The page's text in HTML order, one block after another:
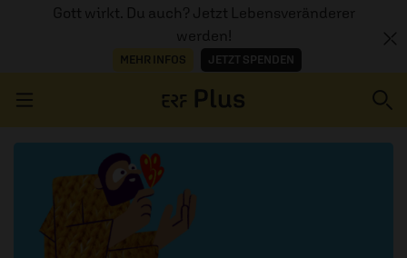
Gott wirkt. Du auch? Jetzt Lebensveränderer
werden!
MEHR INFOS JETZT SPENDEN
ERZÄHL MAL